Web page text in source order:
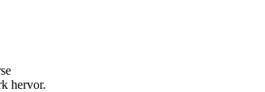
hervor.